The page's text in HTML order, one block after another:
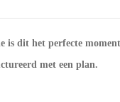
is dit het perfecte moment
met een plan.